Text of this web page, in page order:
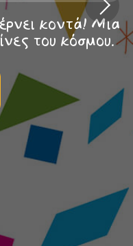
κοντά! Μια
του κόσμου.